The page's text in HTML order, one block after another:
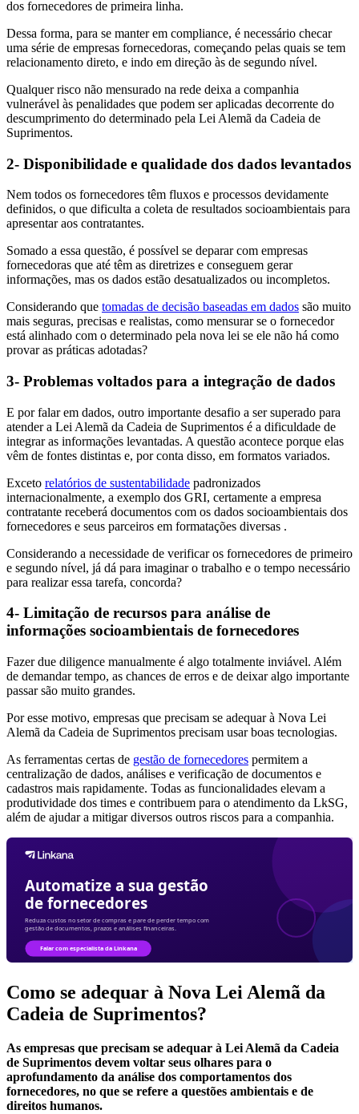
dos fornecedores de primeira linha.
Dessa forma, para se manter em compliance, é necessário checar
uma série de empresas fornecedoras, começando pelas quais se tem
relacionamento direto, e indo em direção às de segundo nível.
Qualquer risco não mensurado na rede deixa a companhia
vulnerável às penalidades que podem ser aplicadas decorrente do
descumprimento do determinado pela Lei Alemã da Cadeia de
Suprimentos.
2- Disponibilidade e qualidade dos dados levantados
Nem todos os fornecedores têm fluxos e processos devidamente
definidos, o que dificulta a coleta de resultados socioambientais para
apresentar aos contratantes.
Somado a essa questão, é possível se deparar com empresas
fornecedoras que até têm as diretrizes e conseguem gerar
informações, mas os dados estão desatualizados ou incompletos.
Considerando que tomadas de decisão baseadas em dados são muito
mais seguras, precisas e realistas, como mensurar se o fornecedor
está alinhado com o determinado pela nova lei se ele não há como
provar as práticas adotadas?
3- Problemas voltados para a integração de dados
E por falar em dados, outro importante desafio a ser superado para
atender a Lei Alemã da Cadeia de Suprimentos é a dificuldade de
integrar as informações levantadas. A questão acontece porque elas
vêm de fontes distintas e, por conta disso, em formatos variados.
Exceto relatórios de sustentabilidade padronizados
internacionalmente, a exemplo dos GRI, certamente a empresa
contratante receberá documentos com os dados socioambientais dos
fornecedores e seus parceiros em formatações diversas .
Considerando a necessidade de verificar os fornecedores de primeiro
e segundo nível, já dá para imaginar o trabalho e o tempo necessário
para realizar essa tarefa, concorda?
4- Limitação de recursos para análise de
informações socioambientais de fornecedores
Fazer due diligence manualmente é algo totalmente inviável. Além
de demandar tempo, as chances de erros e de deixar algo importante
passar são muito grandes.
Por esse motivo, empresas que precisam se adequar à Nova Lei
Alemã da Cadeia de Suprimentos precisam usar boas tecnologias.
As ferramentas certas de gestão de fornecedores permitem a
centralização de dados, análises e verificação de documentos e
cadastros mais rapidamente. Todas as funcionalidades elevam a
produtividade dos times e contribuem para o atendimento da LkSG,
além de ajudar a mitigar diversos outros riscos para a companhia.
Como se adequar à Nova Lei Alemã da
Cadeia de Suprimentos?
As empresas que precisam se adequar à Lei Alemã da Cadeia
de Suprimentos devem voltar seus olhares para o
aprofundamento da análise dos comportamentos dos
fornecedores, no que se refere a questões ambientais e de
direitos humanos.